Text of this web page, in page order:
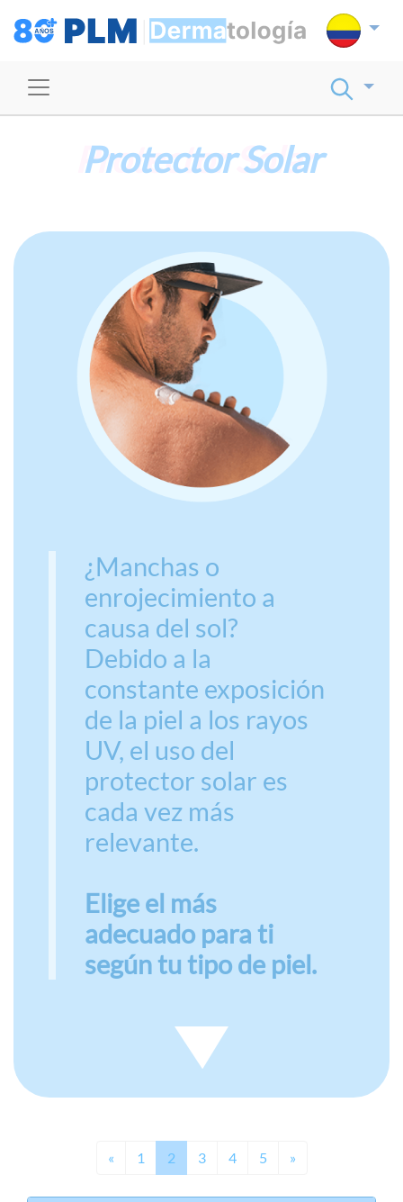
Protector Solar
¿Manchas o
enrojecimiento a
causa del sol?
Debido a la
constante exposición
de la piel a los rayos
UV, el uso del
protector solar es
cada vez más
relevante.
Elige el más
adecuado para ti
según tu tipo de piel.
«Previous
1 2 3 4 5 »Next